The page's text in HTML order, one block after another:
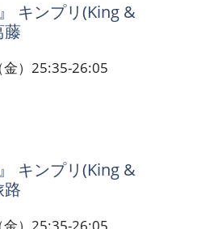
キンプリ(King &
）25:35-26:05
キンプリ(King &